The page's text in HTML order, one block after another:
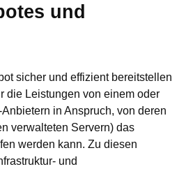
und
sicher und effizient bereitstellen
die Leistungen von einem oder
in Anspruch, von deren
verwalteten Servern) das
werden kann. Zu diesen
und